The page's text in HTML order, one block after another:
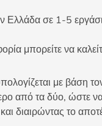
σε 1-5
μπορείτε να
με βάση
από τα δύο, ώστε να
διαιρώντας το